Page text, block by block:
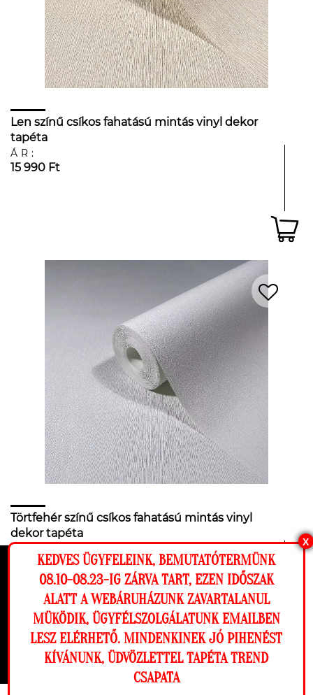
Ez a weboldal cookie-kat használ, hogy a
lehető legjobb élményt nyújtsa honlapunkon.
Beállítások
Elutasítom Engedélyezem
Len színű csíkos fahatású mintás vinyl dekor
tapéta
ÁR:
15 990 Ft
Törtfehér színű csíkos fahatású mintás vinyl
dekor tapéta
ÁR:
15 990 Ft
X
KEDVES ÜGYFELEINK, BEMUTATÓTERMÜNK
08.10-08.23-IG ZÁRVA TART, EZEN IDŐSZAK
ALATT A WEBÁRUHÁZUNK ZAVARTALANUL
MÜKÖDIK, ÜGYFÉLSZOLGÁLATUNK EMAILBEN
LESZ ELÉRHETŐ. MINDENKINEK JÓ PIHENÉST
KÍVÁNUNK, ÜDVÖZLETTEL TAPÉTA TREND
CSAPATAMegnézem a falamon